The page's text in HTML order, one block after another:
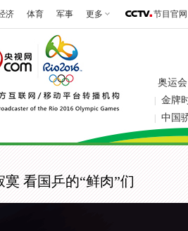
济 体育 军事 更多 节目官网
奥运会
金牌
中国
看国乒的“鲜肉”们